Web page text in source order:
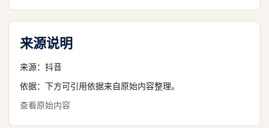
来源说明
来源： 抖音
依据：下方可引用依据来自原始内容整理。
查看原始内容